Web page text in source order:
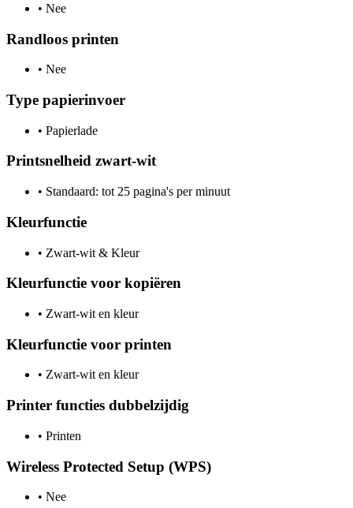
• Nee
Randloos printen
• Nee
Type papierinvoer
• Papierlade
Printsnelheid zwart-wit
• Standaard: tot 25 pagina's per minuut
Kleurfunctie
• Zwart-wit & Kleur
Kleurfunctie voor kopiëren
• Zwart-wit en kleur
Kleurfunctie voor printen
• Zwart-wit en kleur
Printer functies dubbelzijdig
• Printen
Wireless Protected Setup (WPS)
• Nee